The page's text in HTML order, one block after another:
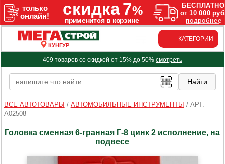
КУНГУР
КАТЕГОРИИ
409 товаров со скидкой от 15% до 50% смотреть
ВСЕ АВТОТОВАРЫ / АВТОМОБИЛЬНЫЕ ИНСТРУМЕНТЫ / АРТ.
A02508
Головка сменная 6-гранная Г-8 цинк 2 исполнение, на
подвесе